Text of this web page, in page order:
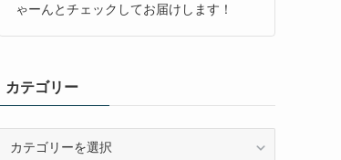
ゃーんとチェックしてお届けします！
カテゴリー